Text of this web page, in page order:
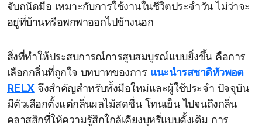
จับถนัดมือ เหมาะกับการใช้งานในชีวิตประจำวัน ไม่ว่าจะ
อยู่ที่บ้านหรือพกพาออกไปข้างนอก
สิ่งที่ทำให้ประสบการณ์การสูบสมบูรณ์แบบยิ่งขึ้น คือการ
เลือกกลิ่นที่ถูกใจ บทบาทของการ แนะนำรสชาติหัวพอต
RELXจึงสำคัญสำหรับทั้งมือใหม่และผู้ใช้ประจำ ปัจจุบัน
มีตัวเลือกตั้งแต่กลิ่นผลไม้สดชื่น โทนเย็น ไปจนถึงกลิ่น
คลาสสิกที่ให้ความรู้สึกใกล้เคียงบุหรี่แบบดั้งเดิม การ